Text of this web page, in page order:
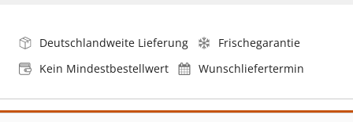
Deutschlandweite Lieferung
Frischegarantie
Kein Mindestbestellwert
Wunschliefertermin